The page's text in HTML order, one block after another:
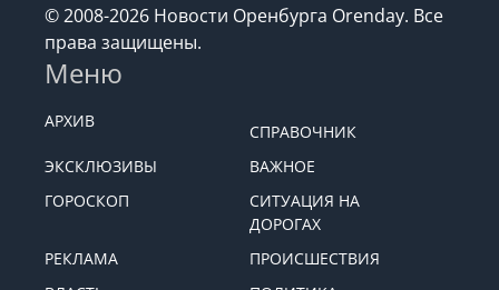
конфиденциальности
© 2008-2026 Новости Оренбурга Orenday. Все
права защищены.
Меню
АРХИВ
СПРАВОЧНИК
ЭКСКЛЮЗИВЫ
ВАЖНОЕ
ДОРОГАХ